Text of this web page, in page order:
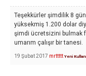
Teşekkürler şimdilik 8
yüksekmiş 1.200 dolar
şimdi ücretsizini bulmak
umarım çalışır bir tanesi.
19 Şubat 2017 mrttttt Yeni